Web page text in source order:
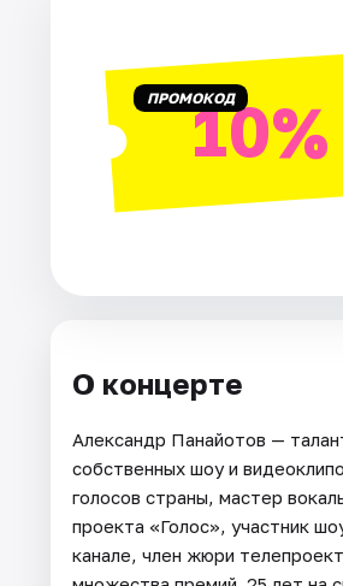
ПРОМОКОД10%
О концерте
Александр Панайотов —
собственных шоу и
голосов страны, мастер
проекта «Голос», участник
канале, член жюри